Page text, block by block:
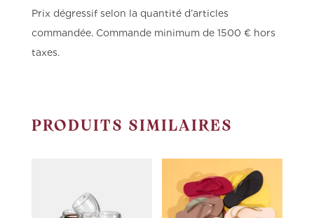
Prix dégressif selon la quantité d’articles
commandée. Commande minimum de 1500 € hors
taxes.
PRODUITS SIMILAIRES